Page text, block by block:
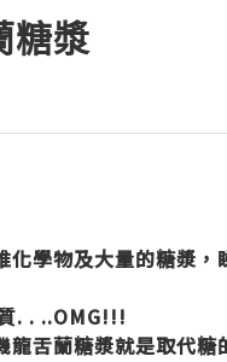
糖漿
學物及大量的糖漿
. . ..OMG!!!
舌蘭糖漿就是取代